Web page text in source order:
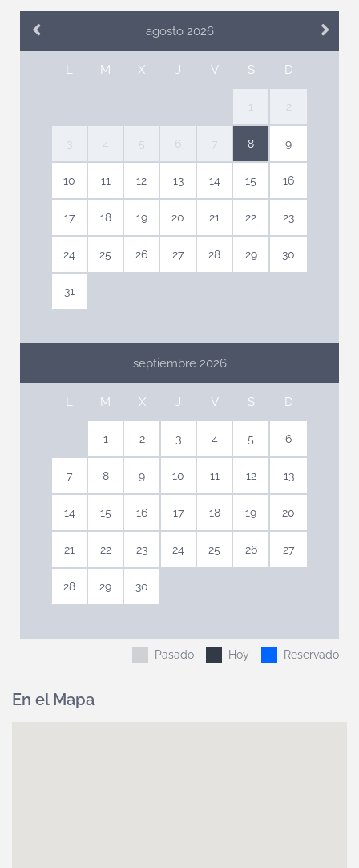
agosto 2026
L M X J V S D
1 2
3 4 5 6 7 8 9
10 11 12 13 14 15 16
17 18 19 20 21 22 23
24 25 26 27 28 29 30
31
septiembre 2026
L M X J V S D
1 2 3 4 5 6
7 8 9 10 11 12 13
14 15 16 17 18 19 20
21 22 23 24 25 26 27
28 29 30
Pasado Hoy Reservado
En el Mapa